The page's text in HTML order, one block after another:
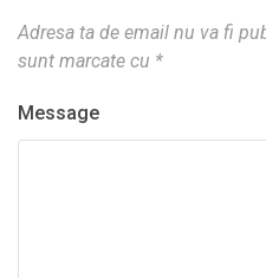
Adresa ta de email nu va fi
sunt marcate cu *
Message